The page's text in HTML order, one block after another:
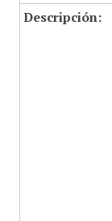
Descripción: